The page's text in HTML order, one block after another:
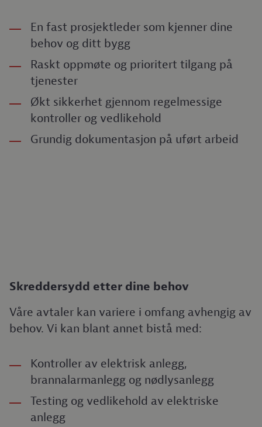
En fast prosjektleder som kjenner dine
behov og ditt bygg
Raskt oppmøte og prioritert tilgang på
tjenester
Økt sikkerhet gjennom regelmessige
kontroller og vedlikehold
Grundig dokumentasjon på uført arbeid
Skreddersydd etter dine behov
Våre avtaler kan variere i omfang avhengig av
behov. Vi kan blant annet bistå med:
Kontroller av elektrisk anlegg,
brannalarmanlegg og nødlysanlegg
Testing og vedlikehold av elektriske
anlegg